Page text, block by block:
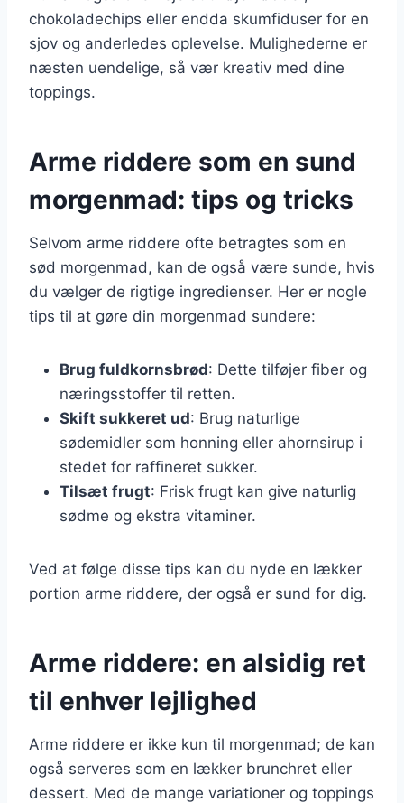
chokoladechips eller endda skumfiduser for en
sjov og anderledes oplevelse. Mulighederne er
næsten uendelige, så vær kreativ med dine
toppings.
Arme riddere som en sund
morgenmad: tips og tricks
Selvom arme riddere ofte betragtes som en
sød morgenmad, kan de også være sunde, hvis
du vælger de rigtige ingredienser. Her er nogle
tips til at gøre din morgenmad sundere:
Brug fuldkornsbrød: Dette tilføjer fiber og
næringsstoffer til retten.
Skift sukkeret ud: Brug naturlige
sødemidler som honning eller ahornsirup i
stedet for raffineret sukker.
Tilsæt frugt: Frisk frugt kan give naturlig
sødme og ekstra vitaminer.
Ved at følge disse tips kan du nyde en lækker
portion arme riddere, der også er sund for dig.
Arme riddere: en alsidig ret
til enhver lejlighed
Arme riddere er ikke kun til morgenmad; de kan
også serveres som en lækker brunchret eller
dessert. Med de mange variationer og toppings